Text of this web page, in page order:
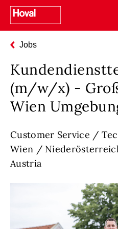
Jobs
(m/w/x) -
Wien
Customer Service /
Wien /
Austria